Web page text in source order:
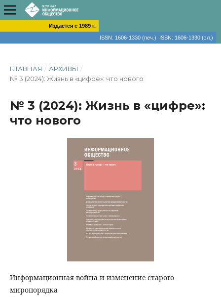
Издается с 1989 г.
ISSN: 1606-1330 (печ.) ISSN: 1606-1330 (эл.)
ГЛАВНАЯ / АРХИВЫ /
№ 3 (2024): Жизнь в «цифре»: что нового
№ 3 (2024): Жизнь в «цифре»:
что нового
Информационная война и изменение старого
миропорядка